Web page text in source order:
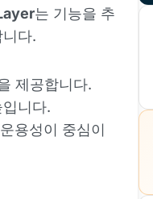
는 기능을 추
다.
제공합니다.
니다.
용성이 중심이